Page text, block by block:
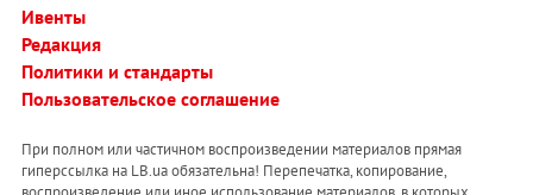
Ивенты
Редакция
Политики и стандарты
Пользовательское соглашение
При полном или частичном воспроизведении материалов прямая
гиперссылка на LB.ua обязательна! Перепечатка, копирование,